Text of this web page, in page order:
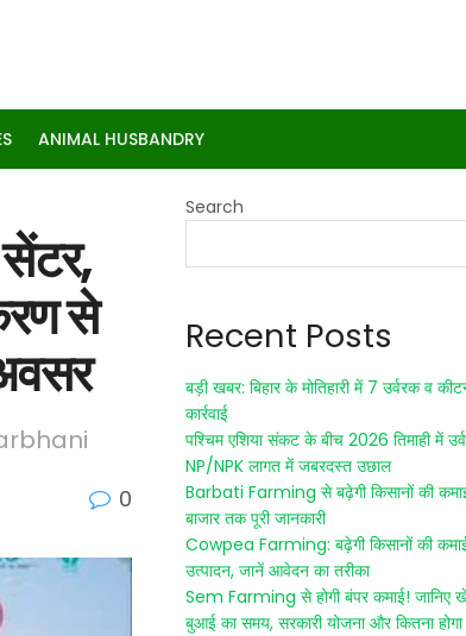
ANIMAL HUSBANDRY
से
0
Search
Recent Posts
बड़ी खबर: बिहार के मोतिहारी में 7 उर्वरक व
कार्रवाई
पश्चिम एशिया संकट के बीच 2026 तिमाही में
NP/NPK लागत में जबरदस्त उछाल
Barbati Farming से बढ़ेगी किसानों की
बाजार तक पूरी जानकारी
Cowpea Farming: बढ़ेगी किसानों की
उत्पादन, जानें आवेदन का तरीका
Sem Farming से होगी बंपर कमाई! जानिए
बुआई का समय, सरकारी योजना और कितना होगा